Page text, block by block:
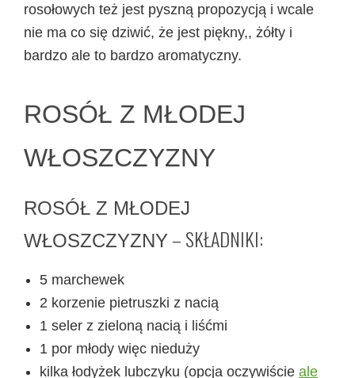
rosołowych też jest pyszną propozycją i wcale
nie ma co się dziwić, że jest piękny,, żółty i
bardzo ale to bardzo aromatyczny.
ROSÓŁ Z MŁODEJ
WŁOSZCZYZNY
ROSÓŁ Z MŁODEJ
WŁOSZCZYZNY – SKŁADNIKI:
5 marchewek
2 korzenie pietruszki z nacią
1 seler z zieloną nacią i liśćmi
1 por młody więc nieduży
kilka łodyżek lubczyku (opcja oczywiście ale